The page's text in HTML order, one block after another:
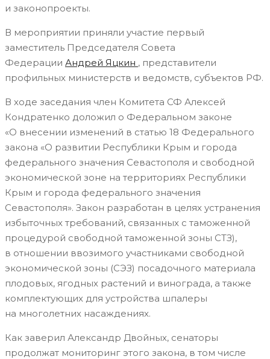
и законопроекты.
В мероприятии приняли участие первый
заместитель Председателя Совета
Федерации Андрей Яцкин , представители
профильных министерств и ведомств, субъектов РФ.
В ходе заседания член Комитета СФ Алексей
Кондратенко доложил о Федеральном законе
«О внесении изменений в статью 18 Федерального
закона «О развитии Республики Крым и города
федерального значения Севастополя и свободной
экономической зоне на территориях Республики
Крым и города федерального значения
Севастополя». Закон разработан в целях устранения
избыточных требований, связанных с таможенной
процедурой свободной таможенной зоны СТЗ),
в отношении ввозимого участниками свободной
экономической зоны (СЭЗ) посадочного материала
плодовых, ягодных растений и винограда, а также
комплектующих для устройства шпалеры
на многолетних насаждениях.
Как заверил Александр Двойных, сенаторы
продолжат мониторинг этого закона, в том числе